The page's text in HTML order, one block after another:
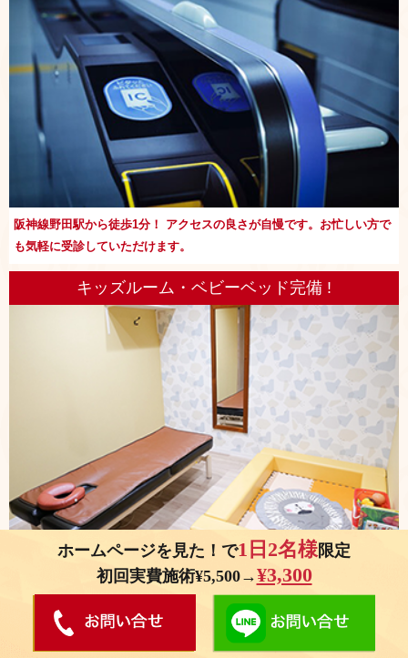
阪神線野田駅から徒歩1分！ アクセスの良さが自慢です。お忙しい方で
も気軽に受診していただけます。
キッズルーム・ベビーベッド完備 !
お子さまを預けることが出来ないママさんでも大丈夫！お子さまが遊べ
るスペースを設けております。
ホームページを見た！で1日2名様限定
初回実費施術¥5,500→¥3,300